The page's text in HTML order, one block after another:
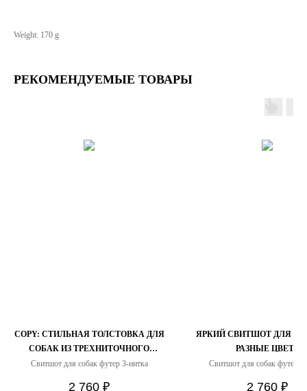
Weight: 170 g
РЕКОМЕНДУЕМЫЕ ТОВАРЫ
COPY: СТИЛЬНАЯ ТОЛСТОВКА ДЛЯ
СОБАК ИЗ ТРЕХНИТОЧНОГО
ФУТЕРА С НАЧЕСОМ
Свитшот для собак футер 3-нитка
2 760 ₽
ЯРКИЙ СВИТШОТ ДЛЯ
РАЗНЫЕ ЦВЕТА
Свитшот для собак футер
2 760 ₽